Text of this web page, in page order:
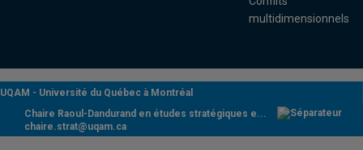
multidimensionnels
UQAM - Université du Québec à Montréal
Chaire Raoul-Dandurand en études stratégiques e...
chaire.strat@uqam.ca